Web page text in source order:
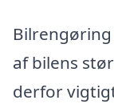
af bilens
derfor